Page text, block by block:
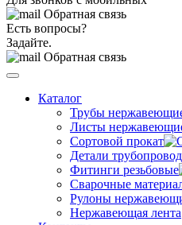
Обратная связь
Есть вопросы?
Задайте.
Обратная связь
Каталог
Трубы
Листы
Сортовой прокат
Детали
Фитинги резьбовые
Сварочные
Рулоны
Нержавеющая лента